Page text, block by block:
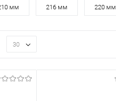
мм 216 мм 220 мм
30